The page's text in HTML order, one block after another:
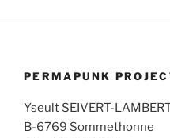
PERMAPUNK
Yseult SEIVERT-
B-6769 Sommethonne